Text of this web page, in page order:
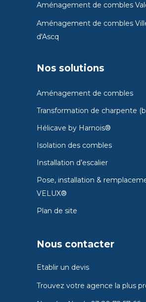
Aménagement de combles
Aménagement de combles
d'Ascq
Nos solutions
Aménagement de combles
Transformation de charpente
Hélicave by Harnois®
Isolation des combles
Installation d’escalier
Pose, installation &
VELUX®
Plan de site
Nous contacter
Etablir un devis
Trouvez votre agence la plus